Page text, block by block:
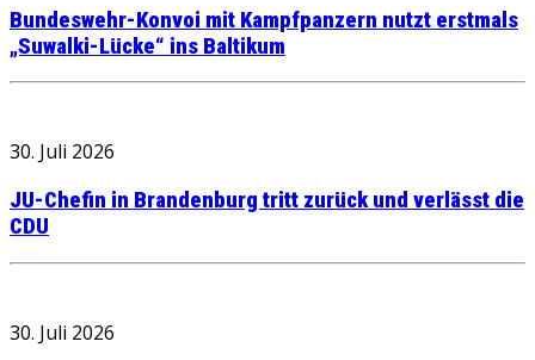
Bundeswehr-Konvoi mit Kampfpanzern nutzt erstmals
„Suwalki-Lücke“ ins Baltikum
30. Juli 2026
JU-Chefin in Brandenburg tritt zurück und verlässt die
CDU
30. Juli 2026